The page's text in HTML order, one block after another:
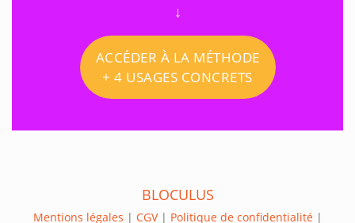
↓
ACCÉDER À LA MÉTHODE
+ 4 USAGES CONCRETS
BLOCULUS
Mentions légales | CGV| Politique de confidentialité|